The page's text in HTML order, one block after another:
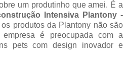
um produtinho que amei. É a
Intensiva Plantony -
produtos da Plantony não são
é preocupada com a
pets com design inovador e